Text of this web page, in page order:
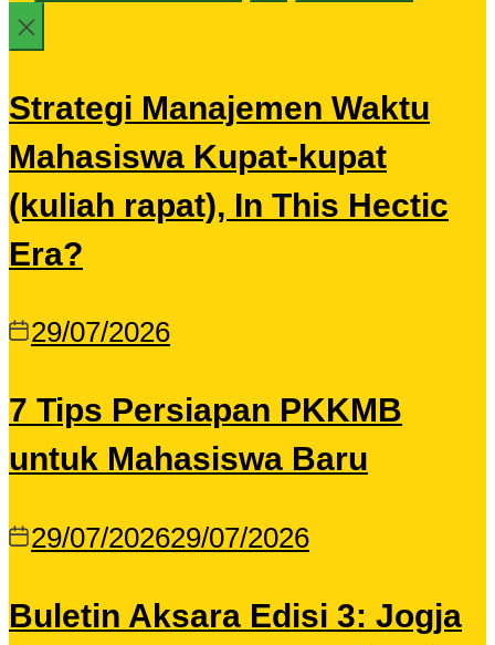
Strategi Manajemen Waktu
Mahasiswa Kupat-kupat
(kuliah rapat), In This Hectic
Era?
29/07/2026
7 Tips Persiapan PKKMB
untuk Mahasiswa Baru
29/07/202629/07/2026
Buletin Aksara Edisi 3: Jogja